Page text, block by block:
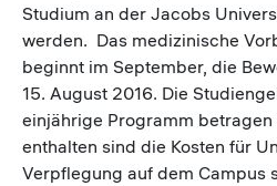
Studium an der Jacobs
werden. Das medizinische
beginnt im September, die
15. August 2016. Die
einjährige Programm
enthalten sind die Kosten für
Verpflegung auf dem Campus